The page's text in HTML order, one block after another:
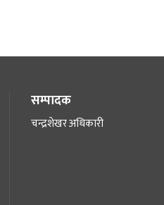
सम्पादक
चन्द्रशेखर अधिकारी